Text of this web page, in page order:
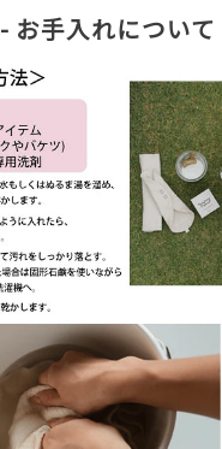
- お手入れについて